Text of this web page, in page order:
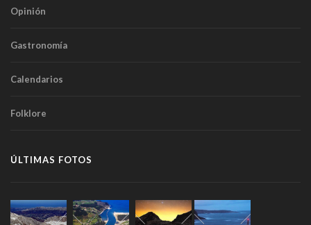
Opinión
Gastronomía
Calendarios
Folklore
ÚLTIMAS FOTOS